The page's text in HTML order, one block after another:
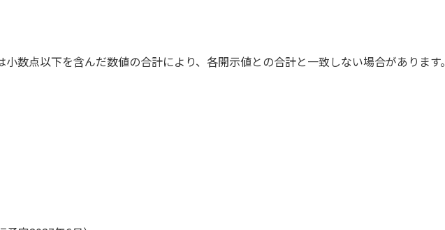
数点以下を含んだ数値の合計により、各開示値との合計と一致しない場合があります。